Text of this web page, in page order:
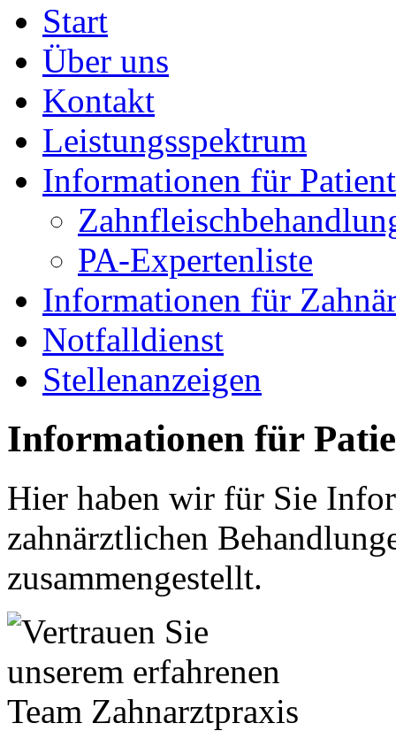
Start
Über uns
Kontakt
Leistungsspektrum
Informationen für
PA-Expertenliste
Informationen für
Notfalldienst
Stellenanzeigen
Informationen für
Hier haben wir für Sie
zahnärztlichen
zusammengestellt.